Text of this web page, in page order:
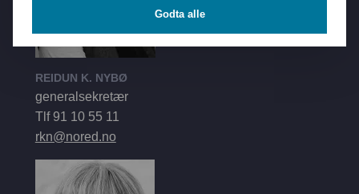
REIDUN K. NYBØ
generalsekretær
Tlf 91 10 55 11
rkn@nored.no
Godta alle